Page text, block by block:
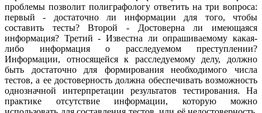
проблемы позволит полиграфологу ответить на три вопроса:
первый - достаточно ли информации для того, чтобы
составить тесты? Второй - Достоверна ли имеющаяся
информация? Третий - Известна ли опрашиваемому какая-
либо информация о расследуемом преступлении?
Информации, относящейся к расследуемому делу, должно
быть достаточно для формирования необходимого числа
тестов, а ее достоверность должна обеспечивать возможность
однозначной интерпретации результатов тестирования. На
практике отсутствие информации, которую можно